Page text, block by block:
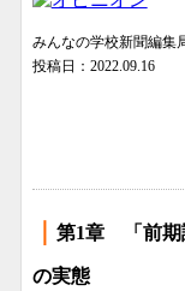
みんなの学校新聞編集
投稿日：2022.09.16
第1章 「前期
の実態